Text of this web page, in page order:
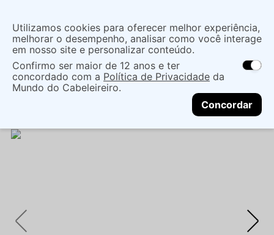
localização
As ofertas e opções de entrega variam de
acordo com a região.Não sei meu CEP
CONTINUAR
O que você procura?
Mãos e Pés
Cuidado Com As Mãos
UNHAS RICCA AUTO COLOR
Utilizamos cookies para oferecer melhor experiência,
melhorar o desempenho, analisar como você interage
em nosso site e personalizar conteúdo.
Confirmo ser maior de 12 anos e ter
concordado com a Política de Privacidade da
Mundo do Cabeleireiro.
Concordar